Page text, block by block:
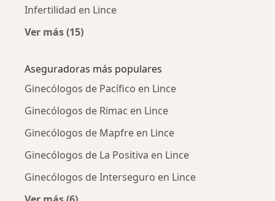
Infertilidad en Lince
Ver más (15)
Aseguradoras más populares
Ginecólogos de Pacífico en Lince
Ginecólogos de Rimac en Lince
Ginecólogos de Mapfre en Lince
Ginecólogos de La Positiva en Lince
Ginecólogos de Interseguro en Lince